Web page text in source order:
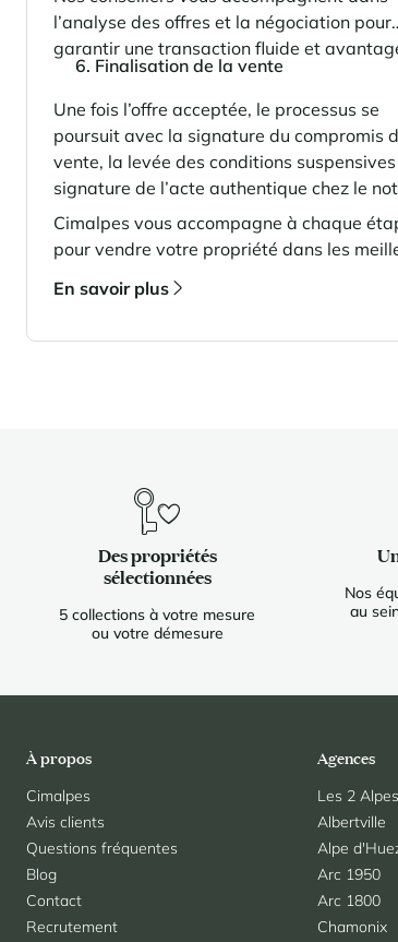
l’analyse des offres et la négociation pour
garantir une transaction fluide et
6. Finalisation de la vente
Une fois l’offre acceptée, le processus se
poursuit avec la signature du compromis
vente, la levée des conditions
signature de l’acte authentique chez le
Cimalpes vous accompagne à chaque
pour vendre votre propriété dans les
conditions et au juste prix.
En savoir plus
Des propriétés
sélectionnées
5 collections à votre mesure
ou votre démesure
Nos
au
À propos
Cimalpes
Avis clients
Questions fréquentes
Blog
Contact
Recrutement
Agences
Les 2 Alpes
Albertville
Alpe
Arc 1950
Arc 1800
Chamonix